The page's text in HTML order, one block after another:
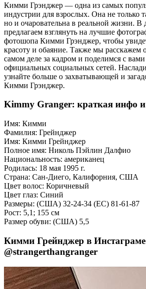
Кимми Грэнджер — одна из самых
индустрии для взрослых. Она не только
но и очаровательна в реальной жизни.
предлагаем взглянуть на лучшие
фотошопа Кимми Грэнджер, чтобы
красоту и обаяние. Также мы расскажем
самом деле за кадром и поделимся с
официальных социальных сетей.
узнайте больше о захватывающей и
Кимми Грэнджер.
Kimmy Granger: краткая инфо
Имя: Кимми
Фамилия: Грейнджер
Имя: Кимми Грейнджер
Полное имя: Николь Пэйлин Далфио
Национальность: американец
Родилась: 18 мая 1995 г.
Страна: Сан-Диего, Калифорния, США
Цвет волос: Коричневый
Цвет глаз: Синий
Размеры: (США) 32-24-34 (ЕС) 81-61-87
Рост: 5,1; 155 см
Размер обуви: (США) 5,5
Кимми Грейнджер в
@strangerthangranger